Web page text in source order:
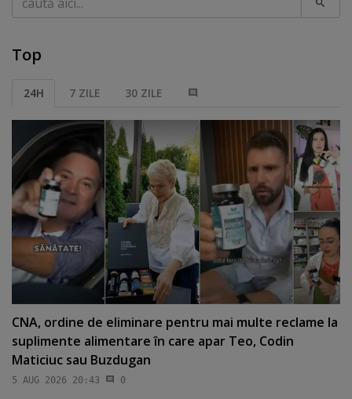
Top
24H 7 ZILE 30 ZILE
CNA, ordine de eliminare pentru mai multe reclame la
suplimente alimentare în care apar Teo, Codin
Maticiuc sau Buzdugan
5 AUG 2026 20:43 0